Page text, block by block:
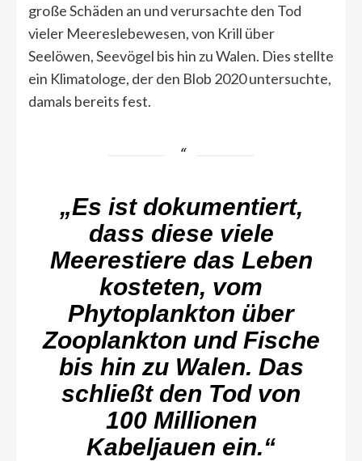
große Schäden an und verursachte den Tod
vieler Meereslebewesen, von Krill über
Seelöwen, Seevögel bis hin zu Walen. Dies stellte
ein Klimatologe, der den Blob 2020 untersuchte,
damals bereits fest.
„Es ist dokumentiert,
dass diese viele
Meerestiere das Leben
kosteten, vom
Phytoplankton über
Zooplankton und Fische
bis hin zu Walen. Das
schließt den Tod von
100 Millionen
Kabeljauen ein.“